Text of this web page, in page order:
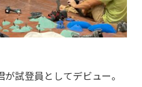
試登員としてデビュー。